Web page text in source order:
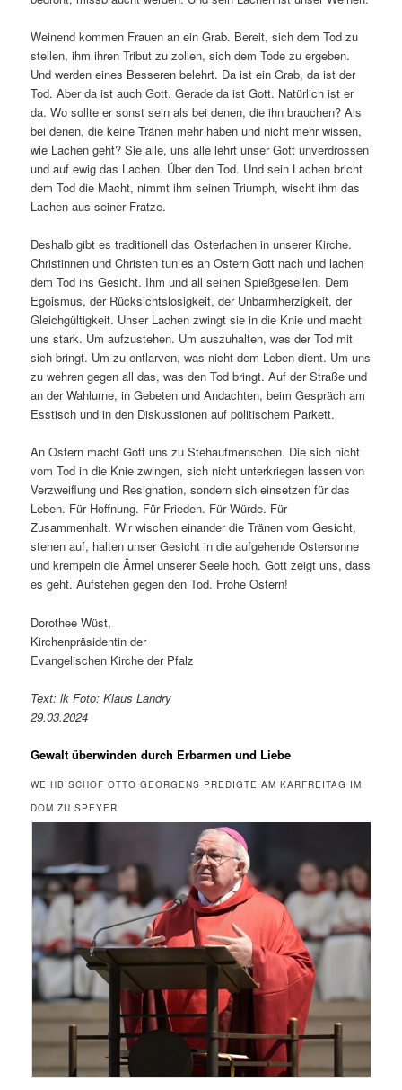
Weinend kommen Frauen an ein Grab. Bereit, sich dem Tod zu
stellen, ihm ihren Tribut zu zollen, sich dem Tode zu ergeben.
Und werden eines Besseren belehrt. Da ist ein Grab, da ist der
Tod. Aber da ist auch Gott. Gerade da ist Gott. Natürlich ist er
da. Wo sollte er sonst sein als bei denen, die ihn brauchen? Als
bei denen, die keine Tränen mehr haben und nicht mehr wissen,
wie Lachen geht? Sie alle, uns alle lehrt unser Gott unverdrossen
und auf ewig das Lachen. Über den Tod. Und sein Lachen bricht
dem Tod die Macht, nimmt ihm seinen Triumph, wischt ihm das
Lachen aus seiner Fratze.
Deshalb gibt es traditionell das Osterlachen in unserer Kirche.
Christinnen und Christen tun es an Ostern Gott nach und lachen
dem Tod ins Gesicht. Ihm und all seinen Spießgesellen. Dem
Egoismus, der Rücksichtslosigkeit, der Unbarmherzigkeit, der
Gleichgültigkeit. Unser Lachen zwingt sie in die Knie und macht
uns stark. Um aufzustehen. Um auszuhalten, was der Tod mit
sich bringt. Um zu entlarven, was nicht dem Leben dient. Um uns
zu wehren gegen all das, was den Tod bringt. Auf der Straße und
an der Wahlurne, in Gebeten und Andachten, beim Gespräch am
Esstisch und in den Diskussionen auf politischem Parkett.
An Ostern macht Gott uns zu Stehaufmenschen. Die sich nicht
vom Tod in die Knie zwingen, sich nicht unterkriegen lassen von
Verzweiflung und Resignation, sondern sich einsetzen für das
Leben. Für Hoffnung. Für Frieden. Für Würde. Für
Zusammenhalt. Wir wischen einander die Tränen vom Gesicht,
stehen auf, halten unser Gesicht in die aufgehende Ostersonne
und krempeln die Ärmel unserer Seele hoch. Gott zeigt uns, dass
es geht. Aufstehen gegen den Tod. Frohe Ostern!
Dorothee Wüst,
Kirchenpräsidentin der
Evangelischen Kirche der Pfalz
Text: lk Foto: Klaus Landry
29.03.2024
Gewalt überwinden durch Erbarmen und Liebe
WEIHBISCHOF OTTO GEORGENS PREDIGTE AM KARFREITAG IM
DOM ZU SPEYER